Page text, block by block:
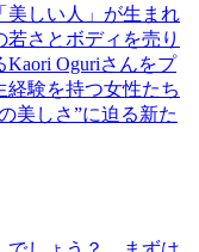
美しい人」が生まれ
さとボディを売り
Oguriさんをプ
経験を持つ女性たち
美しさ”に迫る新た